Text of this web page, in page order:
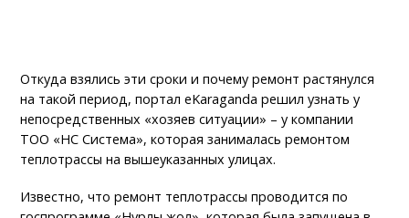
Откуда взялись эти сроки и почему ремонт растянулся
на такой период, портал eKaraganda решил узнать у
непосредственных «хозяев ситуации» – у компании
ТОО «НС Система», которая занималась ремонтом
теплотрассы на вышеуказанных улицах.
Известно, что ремонт теплотрассы проводится по